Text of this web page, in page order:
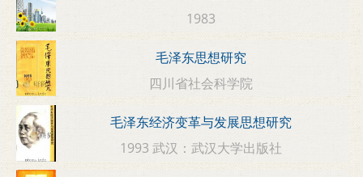
1983
毛泽东思想研究
四川省社会科学院
毛泽东经济变革与发展思想研究
1993 武汉：武汉大学出版社